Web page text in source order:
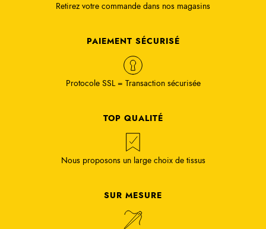
Retirez votre commande dans nos magasins
PAIEMENT SÉCURISÉ
Protocole SSL = Transaction sécurisée
TOP QUALITÉ
Nous proposons un large choix de tissus
SUR MESURE